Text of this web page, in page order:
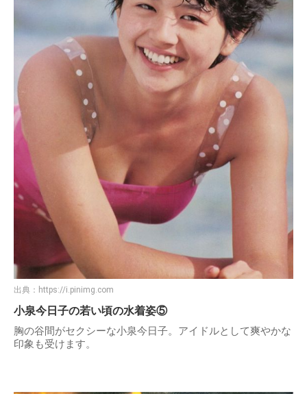
出典： https://i.pinimg.com
小泉今日子の若い頃の水着姿⑤
胸の谷間がセクシーな小泉今日子。アイドルとして爽やかな
印象も受けます。